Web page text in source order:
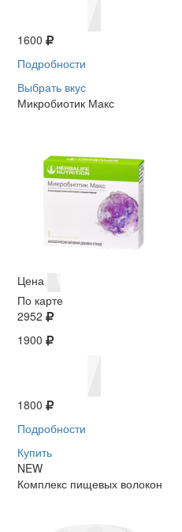
1600
Подробности
Выбрать вкус
Микробиотик Макс
Цена
По карте
2952
1900
1800
Подробности
Купить
NEW
Комплекс пищевых волокон